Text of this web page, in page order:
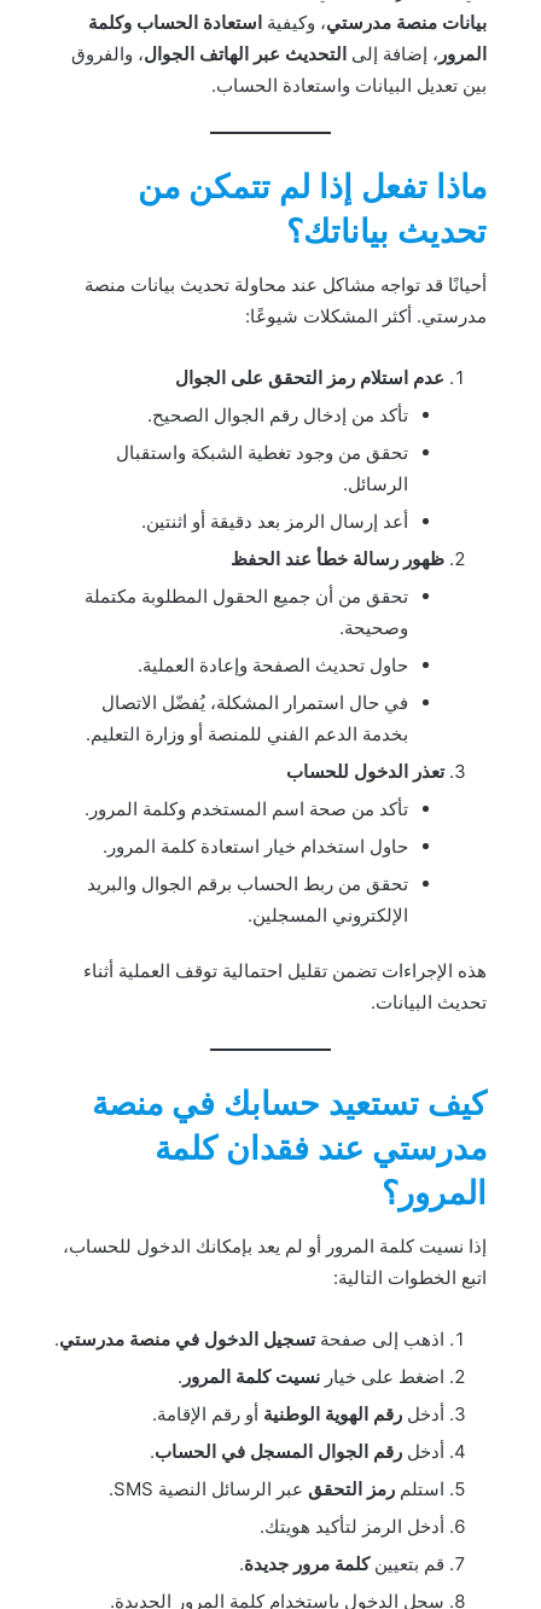
بيانات منصة مدرستي، وكيفية استعادة الحساب وكلمة
المرور ، إضافة إلى التحديث عبر الهاتف الجوال، والفروق
بين تعديل البيانات واستعادة الحساب.
ماذا تفعل إذا لم تتمكن من
تحديث بياناتك؟
أحيانًا قد تواجه مشاكل عند محاولة تحديث بيانات منصة
مدرستي. أكثر المشكلات شيوعًا:
عدم استلام رمز التحقق على الجوال
تأكد من إدخال رقم الجوال الصحيح.
تحقق من وجود تغطية الشبكة واستقبال
الرسائل.
أعد إرسال الرمز بعد دقيقة أو اثنتين.
ظهور رسالة خطأ عند الحفظ
تحقق من أن جميع الحقول المطلوبة مكتملة
وصحيحة.
حاول تحديث الصفحة وإعادة العملية.
في حال استمرار المشكلة، يُفضّل الاتصال
بخدمة الدعم الفني للمنصة أو وزارة التعليم.
تعذر الدخول للحساب
تأكد من صحة اسم المستخدم وكلمة المرور.
حاول استخدام خيار استعادة كلمة المرور.
تحقق من ربط الحساب برقم الجوال والبريد
الإلكتروني المسجلين.
هذه الإجراءات تضمن تقليل احتمالية توقف العملية أثناء
تحديث البيانات.
كيف تستعيد حسابك في منصة
مدرستي عند فقدان كلمة
المرور؟
إذا نسيت كلمة المرور أو لم يعد بإمكانك الدخول للحساب،
اتبع الخطوات التالية:
اذهب إلى صفحةتسجيل الدخول في منصة مدرستي.
اضغط على خيار نسيت كلمة المرور .
أدخل رقم الهوية الوطنية أو رقم الإقامة.
أدخل رقم الجوال المسجل في الحساب.
استلم رمز التحقق عبر الرسائل النصية SMS.
أدخل الرمز لتأكيد هويتك.
قم بتعيينكلمة مرور جديدة.
سجل الدخول باستخدام كلمة المرور الجديدة.